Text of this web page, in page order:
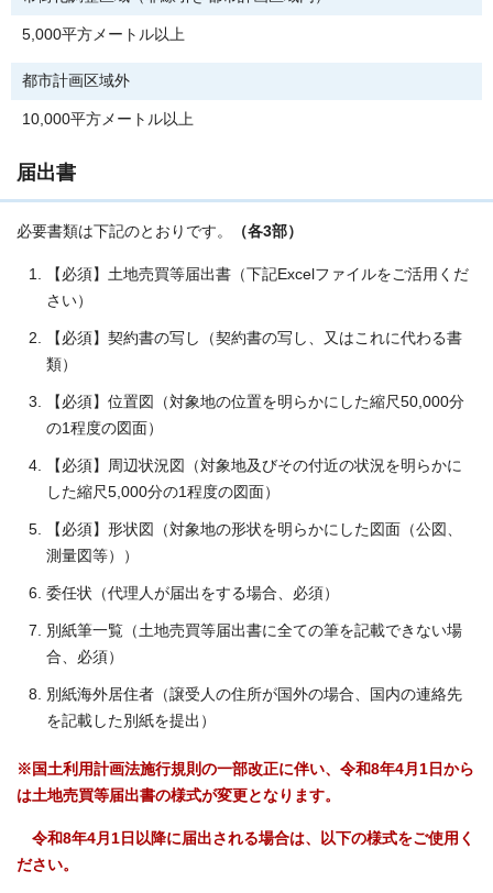
5,000平方メートル以上
都市計画区域外
10,000平方メートル以上
届出書
必要書類は下記のとおりです。 （各3部）
【必須】土地売買等届出書（下記Excelファイルをご活用くだ
さい）
【必須】契約書の写し（契約書の写し、又はこれに代わる書
類）
【必須】位置図（対象地の位置を明らかにした縮尺50,000分
の1程度の図面）
【必須】周辺状況図（対象地及びその付近の状況を明らかに
した縮尺5,000分の1程度の図面）
【必須】形状図（対象地の形状を明らかにした図面（公図、
測量図等））
委任状（代理人が届出をする場合、必須）
別紙筆一覧（土地売買等届出書に全ての筆を記載できない場
合、必須）
別紙海外居住者（譲受人の住所が国外の場合、国内の連絡先
を記載した別紙を提出）
※国土利用計画法施行規則の一部改正に伴い、令和8年4月1日から
は土地売買等届出書の様式が変更となります。
令和8年4月1日以降に届出される場合は、以下の様式をご使用く
ださい。